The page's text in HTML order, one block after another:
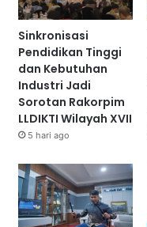
Sinkronisasi
Pendidikan Tinggi
dan Kebutuhan
Industri Jadi
Sorotan Rakorpim
LLDIKTI Wilayah XVII
5 hari ago